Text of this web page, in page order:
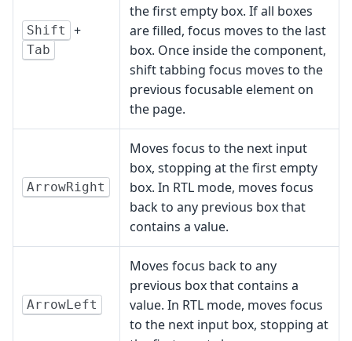
Shift +
Tab
the first empty box. If all boxes
are filled, focus moves to the last
box. Once inside the component,
shift tabbing focus moves to the
previous focusable element on
the page.
ArrowRight
Moves focus to the next input
box, stopping at the first empty
box. In RTL mode, moves focus
back to any previous box that
contains a value.
ArrowLeft
Moves focus back to any
previous box that contains a
value. In RTL mode, moves focus
to the next input box, stopping at